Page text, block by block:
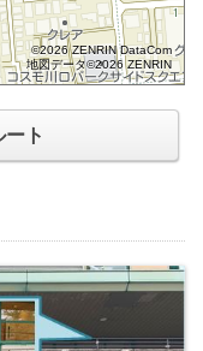
©2026 ZENRIN DataCom
地図データ©2026 ZENRIN
ト